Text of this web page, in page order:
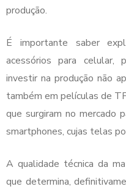
produção.
É importante saber
acessórios para celular,
investir na produção não
também em películas de
que surgiram no mercado
smartphones, cujas telas
A qualidade técnica da
que determina,